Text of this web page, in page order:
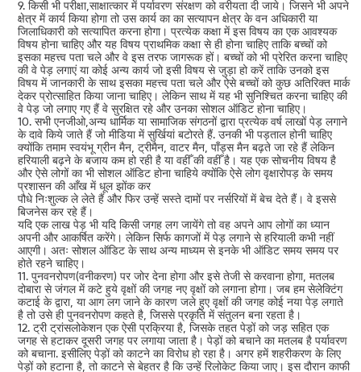
9. किसी भी परीक्षा,साक्षात्कार में पर्यावरण संरक्षण को वरीयता दी जाये। जिसने भी अपने
क्षेत्र में कार्य किया होगा तो उस कार्य का का सत्यापन क्षेत्र के वन अधिकारी या
जिलाधिकारी को सत्यापित करना होगा। प्रत्येक कक्षा में इस विषय का एक आवश्यक
विषय होना चाहिए और यह विषय प्राथमिक कक्षा से ही होना चाहिए ताकि बच्चों को
इसका महत्त्व पता चले और वे इस तरफ जागरूक हों। बच्चों को भी प्रेरित करना चाहिए
की वे पेड़ लगाएं या कोई अन्य कार्य जो इसी विषय से जुड़ा हो करें ताकि उनको इस
विषय में जानकारी के साथ इसका महत्त्व पता चले और ऐसे बच्चों को कुछ अतिरिक्त मार्क
देकर प्रोत्साहित किया जाना चाहिए। लेकिन साथ में यह भी सुनिश्चित करना चाहिए की
वे पेड़ जो लगाए गए हैं वे सुरक्षित रहे और उनका सोशल ऑडिट होना चाहिए।
10. सभी एनजीओ,अन्य धार्मिक या सामाजिक संगठनों द्वारा प्रत्येक वर्ष लाखों पेड़ लगाने
के दावे किये जाते हैं जो मीडिया में सुर्खियां बटोरते हैं. उनकी भी पड़ताल होनी चाहिए
क्योंकि तमाम स्वयंभू ग्रीन मैन, ट्रीमैन, वाटर मैन, पॉंड्स मैन बढ़ते जा रहे हैं लेकिन
हरियाली बढ़ने के बजाय कम हो रही है या वहीँ की वहीँ है। यह एक सोचनीय विषय है
और ऐसे लोगों का भी सोशल ऑडिट होना चाहिये क्योंकि ऐसे लोग वृक्षारोपड़ के समय
प्रशासन की आँख में धूल झोंक कर
पौधे निःशुल्क ले लेते हैं और फिर उन्हें सस्ते दामों पर नर्सरियों में बेच देते हैं। वे इससे
बिजनेस कर रहे हैं।
यदि एक लाख पेड़ भी यदि किसी जगह लग जायेंगे तो वह अपने आप लोगों का ध्यान
अपनी और आकर्षित करेंगे। लेकिन सिर्फ कागजों में पेड़ लगाने से हरियाली कभी नहीं
आएगी। अतः सोशल ऑडिट के साथ अन्य माध्यम से इनके भी ऑडिट समय समय पर
होते रहने चाहिए।
11. पुनवनरोपण(वनीकरण) पर जोर देना होगा और इसे तेजी से करवाना होगा, मतलब
दोबारा से जंगल में कटे हुये वृक्षों की जगह नए वृक्षों को लगाना होगा। जब हम सेलेक्टिंग
कटाई के द्वारा, या आग लग जाने के कारण जले हुए वृक्षों की जगह कोई नया पेड़ लगाते
है तो उसे ही पुनवनरोपण कहते है, जिससे प्रकृति में संतुलन बना रहता है।
12. ट्री ट्रांसलोकेशन एक ऐसी प्रक्रिया है, जिसके तहत पेड़ों को जड़ सहित एक
जगह से हटाकर दूसरी जगह पर लगाया जाता है। पेड़ों को बचाने का मतलब है पर्यावरण
को बचाना. इसीलिए पेड़ों को काटने का विरोध हो रहा है। अगर हमें शहरीकरण के लिए
पेड़ों को हटाना है, तो काटने से बेहतर है कि उन्हें रिलोकेट किया जाए। इस दौरान काफी